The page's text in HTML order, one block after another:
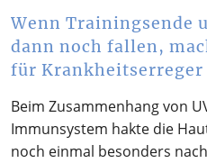
Wenn Trainingsende
dann noch fallen,
für Krankheitserreger
Beim Zusammenhang von
Immunsystem hakte die
noch einmal besonders